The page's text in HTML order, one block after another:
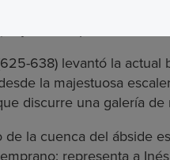
basílica en forma de
hija del emperador
638) levantó la actual
la majestuosa
discurre una galería de
de la cuenca del ábside
representa a